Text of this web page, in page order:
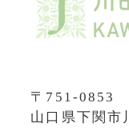
〒751-0853
山口県下関市